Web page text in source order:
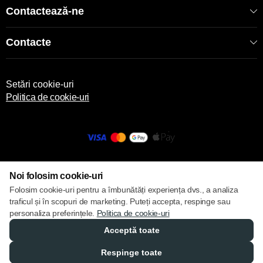
Contactează-ne
Contacte
Setări cookie-uri
Politica de cookie-uri
Noi folosim cookie-uri
Folosim cookie-uri pentru a îmbunătăți experiența dvs., a analiza
traficul și în scopuri de marketing. Puteți accepta, respinge sau
personaliza preferințele. Politica de cookie-uri
Acceptă toate
Respinge toate